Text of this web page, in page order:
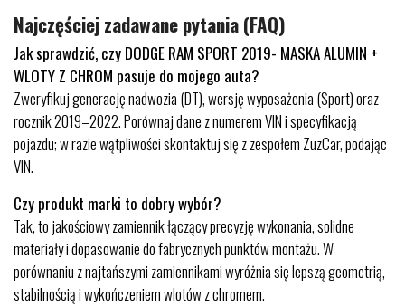
Najczęściej zadawane pytania (FAQ)
Jak sprawdzić, czy DODGE RAM SPORT 2019- MASKA ALUMIN +
WLOTY Z CHROM pasuje do mojego auta?
Zweryfikuj generację nadwozia (DT), wersję wyposażenia (Sport) oraz
rocznik 2019–2022. Porównaj dane z numerem VIN i specyfikacją
pojazdu; w razie wątpliwości skontaktuj się z zespołem ZuzCar, podając
VIN.
Czy produkt marki to dobry wybór?
Tak, to jakościowy zamiennik łączący precyzję wykonania, solidne
materiały i dopasowanie do fabrycznych punktów montażu. W
porównaniu z najtańszymi zamiennikami wyróżnia się lepszą geometrią,
stabilnością i wykończeniem wlotów z chromem.